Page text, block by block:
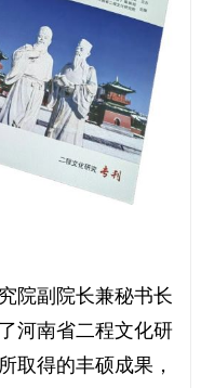
院副院长兼秘书长
河南省二程文化研
取得的丰硕成果，